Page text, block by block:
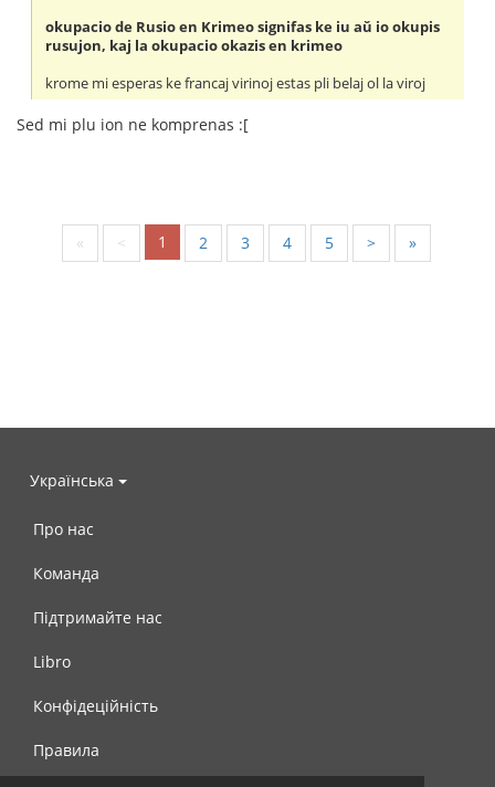
okupacio de Rusio en Krimeo signifas ke iu aŭ io okupis
rusujon, kaj la okupacio okazis en krimeo
krome mi esperas ke francaj virinoj estas pli belaj ol la viroj
Sed mi plu ion ne komprenas :[
« < 1 2 3 4 5 > »
Українська
Про нас
Команда
Підтримайте нас
Libro
Конфідеційність
Правила